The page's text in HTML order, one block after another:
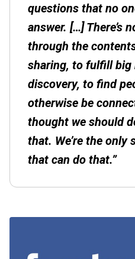
questions that no
answer. […] There’s
through the
sharing, to fulfill big
discovery, to find
otherwise be
thought we should
that. We’re the only
that can do that.”